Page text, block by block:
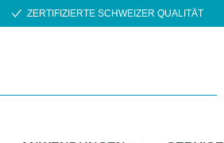
ZERTIFIZIERTE SCHWEIZER QUALITÄT